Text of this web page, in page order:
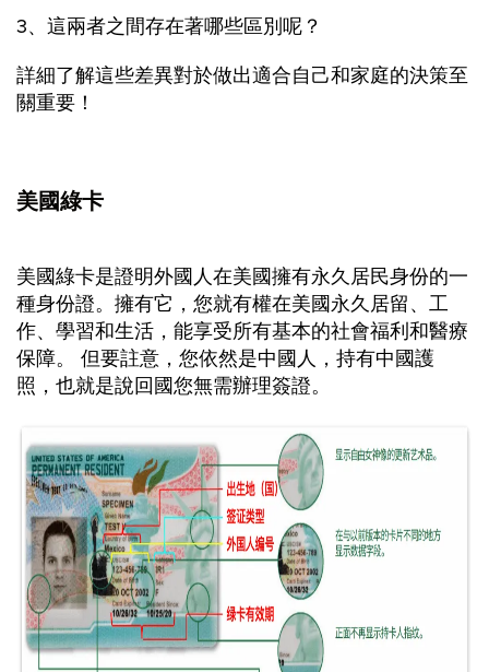
3、這兩者之間存在著哪些區別呢？
詳細了解這些差異對於做出適合自己和家庭的決策至
關重要！
美國綠卡
美國綠卡是證明外國人在美國擁有永久居民身份的一
種身份證。擁有它，您就有權在美國永久居留、工
作、學習和生活，能享受所有基本的社會福利和醫療
保障。 但要註意，您依然是中國人，持有中國護
照，也就是說回國您無需辦理簽證。